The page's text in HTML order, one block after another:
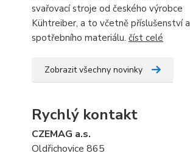
svařovací stroje od českého výrobce
Kühtreiber, a to včetně příslušenství a
spotřebního materiálu. číst celé
Zobrazit všechny novinky
Rychlý kontakt
CZEMAG a.s.
Oldřichovice 865